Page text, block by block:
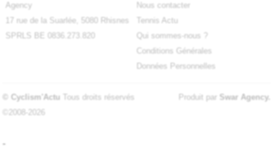
Agency
17 rue de la Suarlée, 5080 Rhisnes
SPRLS BE 0836.273.820
Nous contacter
Tennis Actu
Qui sommes-nous ?
Conditions Générales
Données Personnelles
© Cyclism'Actu Tous droits réservés
©2008-2026
Produit par Swar Agency.
-